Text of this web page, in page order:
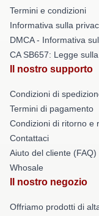
Termini e condizioni
Informativa sulla
DMCA - Informativa
CA SB657: Legge
Il nostro supporto
Condizioni di
Termini di pagamento
Condizioni di ritorno e
Contattaci
Aiuto del cliente (FAQ)
Whosale
Il nostro negozio
Offriamo prodotti di